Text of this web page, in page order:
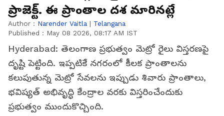
ప్రాజెక్ట్. ఈ ప్రాంతాల ద‌శ మారిన‌ట్లే
Author : Narender Vaitla | Telangana
Published : May 08 2026, 08:17 AM IST
Hyderabad: తెలంగాణ ప్రభుత్వం మెట్రో రైలు విస్తరణపై
దృష్టి పెట్టింది. ఇప్పటికే నగరంలో కీలక ప్రాంతాలను
కలుపుతున్న మెట్రో సేవలను ఇప్పుడు శివారు ప్రాంతాలు,
భవిష్యత్ అభివృద్ధి కేంద్రాల వరకు విస్తరించేందుకు
ప్రభుత్వం ముందుకొచ్చింది.